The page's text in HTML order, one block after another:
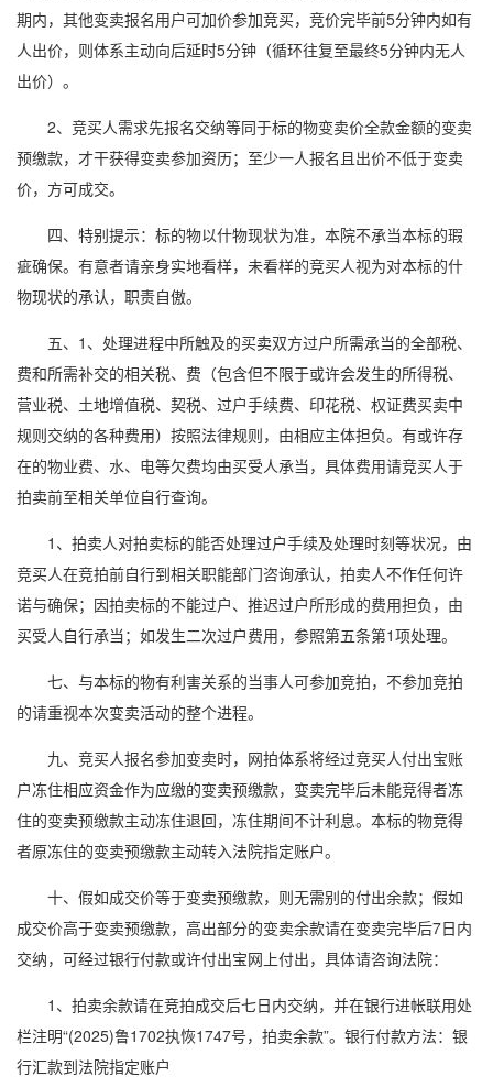
期内，其他变卖报名用户可加价参加竞买，竞价完毕前5分钟内如有
人出价，则体系主动向后延时5分钟（循环往复至最终5分钟内无人
出价）。
2、竞买人需求先报名交纳等同于标的物变卖价全款金额的变卖
预缴款，才干获得变卖参加资历；至少一人报名且出价不低于变卖
价，方可成交。
四、特别提示：标的物以什物现状为准，本院不承当本标的瑕
疵确保。有意者请亲身实地看样，未看样的竞买人视为对本标的什
物现状的承认，职责自傲。
五、1、处理进程中所触及的买卖双方过户所需承当的全部税、
费和所需补交的相关税、费（包含但不限于或许会发生的所得税、
营业税、土地增值税、契税、过户手续费、印花税、权证费买卖中
规则交纳的各种费用）按照法律规则，由相应主体担负。有或许存
在的物业费、水、电等欠费均由买受人承当，具体费用请竞买人于
拍卖前至相关单位自行查询。
1、拍卖人对拍卖标的能否处理过户手续及处理时刻等状况，由
竞买人在竞拍前自行到相关职能部门咨询承认，拍卖人不作任何许
诺与确保；因拍卖标的不能过户、推迟过户所形成的费用担负，由
买受人自行承当；如发生二次过户费用，参照第五条第1项处理。
七、与本标的物有利害关系的当事人可参加竞拍，不参加竞拍
的请重视本次变卖活动的整个进程。
九、竞买人报名参加变卖时，网拍体系将经过竞买人付出宝账
户冻住相应资金作为应缴的变卖预缴款，变卖完毕后未能竞得者冻
住的变卖预缴款主动冻住退回，冻住期间不计利息。本标的物竞得
者原冻住的变卖预缴款主动转入法院指定账户。
十、假如成交价等于变卖预缴款，则无需别的付出余款；假如
成交价高于变卖预缴款，高出部分的变卖余款请在变卖完毕后7日内
交纳，可经过银行付款或许付出宝网上付出，具体请咨询法院：
1、拍卖余款请在竞拍成交后七日内交纳，并在银行进帐联用处
栏注明“(2025)鲁1702执恢1747号，拍卖余款”。银行付款方法：银
行汇款到法院指定账户